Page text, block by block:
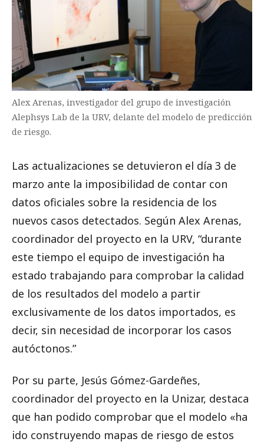
Alex Arenas, investigador del grupo de investigación
Alephsys Lab de la URV, delante del modelo de predicción
de riesgo.
Las actualizaciones se detuvieron el día 3 de
marzo ante la imposibilidad de contar con
datos oficiales sobre la residencia de los
nuevos casos detectados. Según Alex Arenas,
coordinador del proyecto en la URV, “durante
este tiempo el equipo de investigación ha
estado trabajando para comprobar la calidad
de los resultados del modelo a partir
exclusivamente de los datos importados, es
decir, sin necesidad de incorporar los casos
autóctonos.”
Por su parte, Jesús Gómez-Gardeñes,
coordinador del proyecto en la Unizar, destaca
que han podido comprobar que el modelo «ha
ido construyendo mapas de riesgo de estos